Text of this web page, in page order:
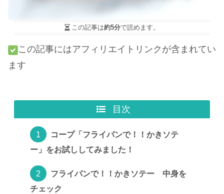
この記事は約5分で読めます。
この記事にはアフィリエイトリンクが含まれてい
ます
目次
コープ「フライパンで！！かきソテ
ー」をお試ししてみました！
フライパンで！！かきソテー 中身を
チェック